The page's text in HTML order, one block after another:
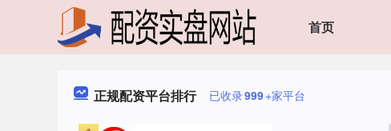
首页
正规配资平台排行 已收录999+家平台